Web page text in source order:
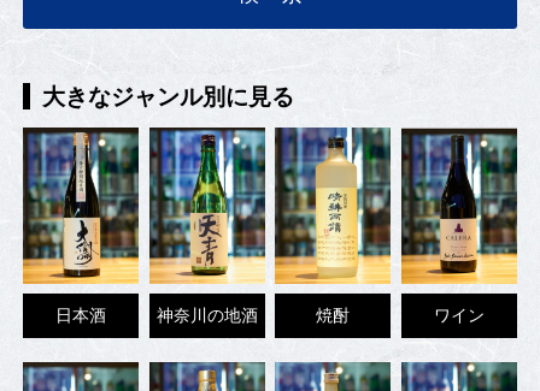
大きなジャンル別に見る
日本酒 神奈川の地酒 焼酎 ワイン